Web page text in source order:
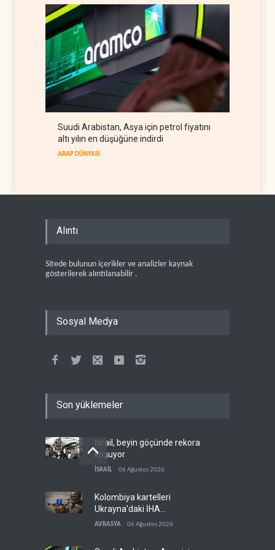
Suudi Arabistan, Asya için petrol fiyatını
altı yılın en düşüğüne indirdi
ARAP DÜNYASI
Alıntı
Sitede bulunun içerikler ve analizler kaynak
gösterilerek alıntılanabilir .
Sosyal Medya
Son yüklemeler
İsrail, beyin göçünde rekora
koşuyor
İSRAİL 06 Ağustos 2026
Kolombiya kartelleri
Ukrayna'daki İHA
teknolojisinin peşine düştü
AVRASYA 06 Ağustos 2026